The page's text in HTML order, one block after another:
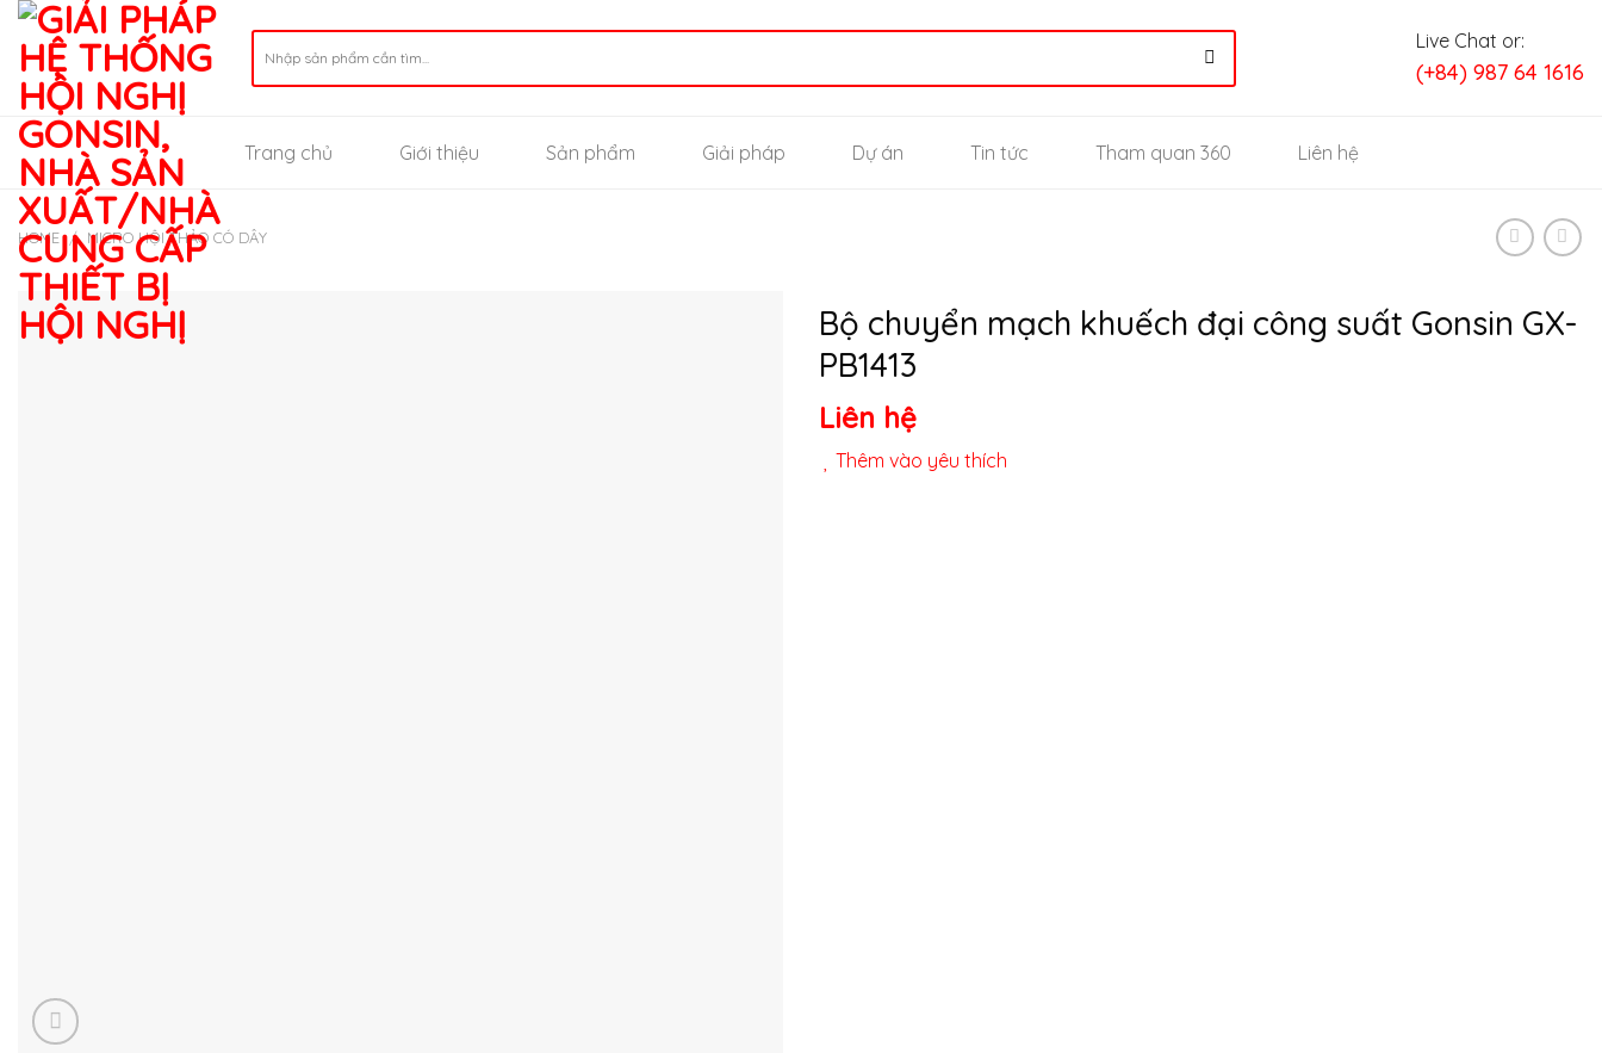
Skip
content
for:
Live Chat or:
(+84) 987 64 1616
Trang chủ Giới thiệu Sản phẩm Giải pháp Dự án Tin tức Tham quan 360 Liên hệ
HOME / MICRO HỘI THẢO CÓ DÂY
Bộ chuyển mạch khuếch đại công suất Gonsin GX-
PB1413
Liên hệ
Thêm vào yêu thích